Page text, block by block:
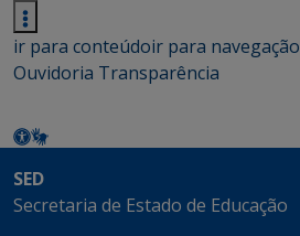
ir para conteúdoir para navegação
Ouvidoria Transparência
SED
Secretaria de Estado de Educação